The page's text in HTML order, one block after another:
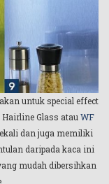
untuk special effect
Glass atau WF
dan juga memiliki
daripada kaca ini
mudah dibersihkan